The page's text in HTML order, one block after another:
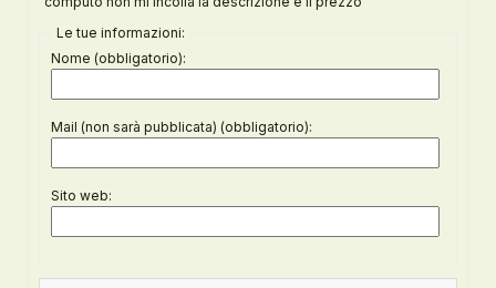
Le tue informazioni:
Nome (obbligatorio):
Mail (non sarà pubblicata) (obbligatorio):
Sito web: